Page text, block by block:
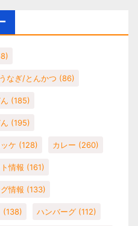
なぎ/とんかつ (86)
(185)
(195)
ケ (128) カレー (260)
情報 (161)
情報 (133)
(138) ハンバーグ (112)